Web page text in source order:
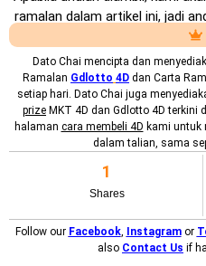
ramalan dalam artikel ini, jadi
Dato Chai mencipta dan
Ramalan Gdlotto 4D dan Carta
setiap hari. Dato Chai juga
prize MKT 4D dan Gdlotto 4D terkini
halaman cara membeli 4D kami untuk
dalam talian, sama
Shares
1
Follow our Facebook, Instagramor
also Contact Us if